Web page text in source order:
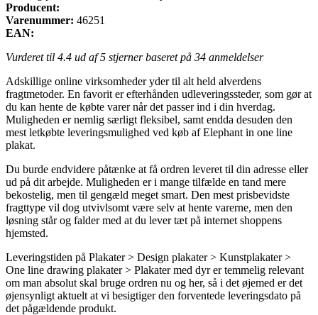
Producent:
Varenummer: 46251
EAN:
Vurderet til 4.4 ud af 5 stjerner baseret på 34 anmeldelser
Adskillige online virksomheder yder til alt held alverdens
fragtmetoder. En favorit er efterhånden udleveringssteder, som gør at
du kan hente de købte varer når det passer ind i din hverdag.
Muligheden er nemlig særligt fleksibel, samt endda desuden den
mest letkøbte leveringsmulighed ved køb af Elephant in one line
plakat.
Du burde endvidere påtænke at få ordren leveret til din adresse eller
ud på dit arbejde. Muligheden er i mange tilfælde en tand mere
bekostelig, men til gengæld meget smart. Den mest prisbevidste
fragttype vil dog utvivlsomt være selv at hente varerne, men den
løsning står og falder med at du lever tæt på internet shoppens
hjemsted.
Leveringstiden på Plakater > Design plakater > Kunstplakater >
One line drawing plakater > Plakater med dyr er temmelig relevant
om man absolut skal bruge ordren nu og her, så i det øjemed er det
øjensynligt aktuelt at vi besigtiger den forventede leveringsdato på
det pågældende produkt.